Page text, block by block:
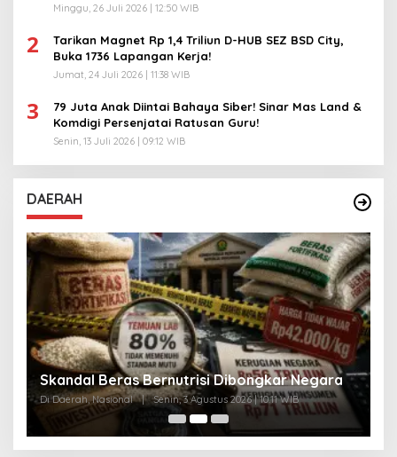
Minggu, 26 Juli 2026 | 12:50 WIB
2
Tarikan Magnet Rp 1,4 Triliun D-HUB SEZ BSD City,
Buka 1736 Lapangan Kerja!
Jumat, 24 Juli 2026 | 11:38 WIB
3
79 Juta Anak Diintai Bahaya Siber! Sinar Mas Land &
Komdigi Persenjatai Ratusan Guru!
Senin, 13 Juli 2026 | 09:12 WIB
DAERAH
Skandal Beras Bernutrisi Dibongkar Negara
Di Daerah, Nasional | Senin, 3 Agustus 2026 | 10:11 WIB